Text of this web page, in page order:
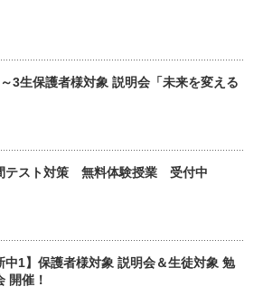
3生保護者様対象 説明会「未来を変える
テスト対策 無料体験授業 受付中
中1】保護者様対象 説明会＆生徒対象 勉
開催！